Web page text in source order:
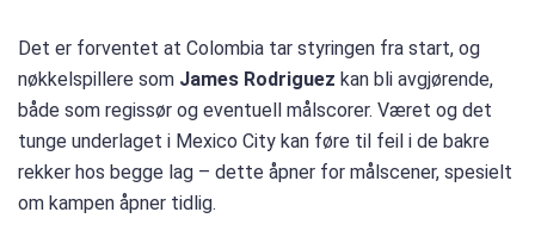
Det er forventet at Colombia tar styringen fra start, og
nøkkelspillere som James Rodriguez kan bli avgjørende,
både som regissør og eventuell målscorer. Været og det
tunge underlaget i Mexico City kan føre til feil i de bakre
rekker hos begge lag – dette åpner for målscener, spesielt
om kampen åpner tidlig.